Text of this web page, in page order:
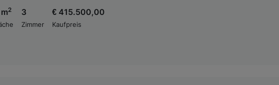
2
3
Zimmer
€ 415.500,00
Kaufpreis